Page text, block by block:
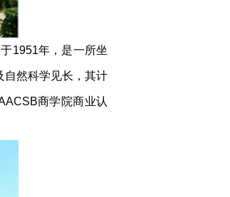
1951年，是一所坐
自然科学见长，其计
商学院商业认